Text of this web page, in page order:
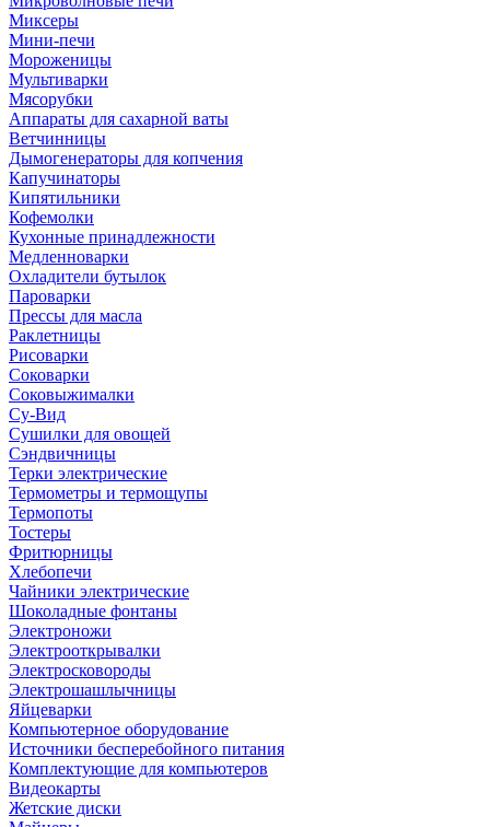
Миксеры
Мини-печи
Мороженицы
Мультиварки
Мясорубки
Аппараты для сахарной ваты
Ветчинницы
Дымогенераторы для копчения
Капучинаторы
Кипятильники
Кофемолки
Кухонные принадлежности
Медленноварки
Охладители бутылок
Пароварки
Прессы для масла
Раклетницы
Рисоварки
Соковарки
Соковыжималки
Су-Вид
Сушилки для овощей
Сэндвичницы
Терки электрические
Термометры и термощупы
Термопоты
Тостеры
Фритюрницы
Хлебопечи
Чайники электрические
Шоколадные фонтаны
Электроножи
Электрооткрывалки
Электросковороды
Электрошашлычницы
Яйцеварки
Компьютерное оборудование
Источники бесперебойного питания
Комплектующие для компьютеров
Видеокарты
Жетские диски